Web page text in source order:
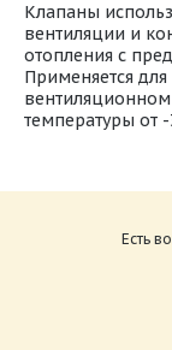
Клапаны
вентиляции и
отопления с
Применяется
температуры от
Есть